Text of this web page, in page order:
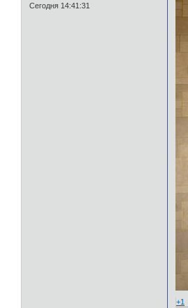
Сегодня 14:41:31
+1